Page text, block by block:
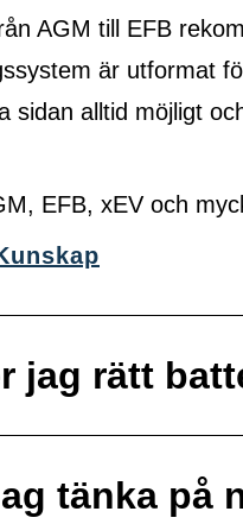
AGM till EFB
är utformat
sidan alltid möjligt
EFB, xEV och
jag rätt
tänka på